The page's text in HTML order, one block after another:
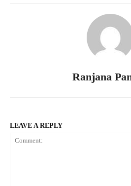
Ranjana
LEAVE A REPLY